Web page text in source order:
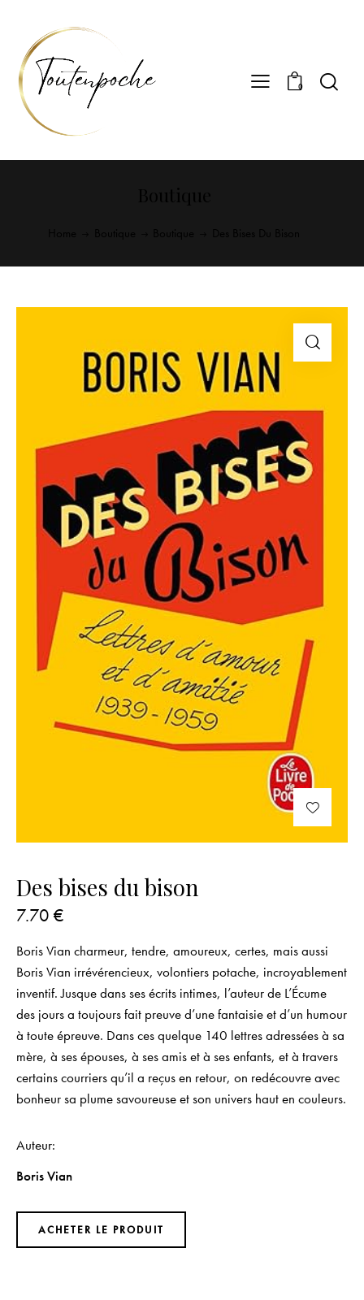
0
Des bises du bison
7.70 €
Boris Vian charmeur, tendre, amoureux, certes, mais aussi
Boris Vian irrévérencieux, volontiers potache, incroyablement
inventif. Jusque dans ses écrits intimes, l’auteur de L’Écume
des jours a toujours fait preuve d’une fantaisie et d’un humour
à toute épreuve. Dans ces quelque 140 lettres adressées à sa
mère, à ses épouses, à ses amis et à ses enfants, et à travers
certains courriers qu’il a reçus en retour, on redécouvre avec
bonheur sa plume savoureuse et son univers haut en couleurs.
Auteur
Boris Vian
ACHETER LE PRODUIT